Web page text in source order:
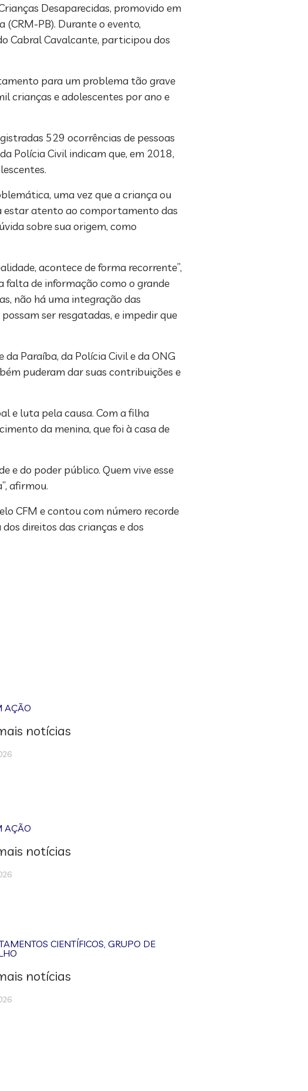
Desaparecidas, promovido em
(CRM-PB). Durante o evento,
Cabral Cavalcante, participou dos
para um problema tão grave
crianças e adolescentes por ano e
529 ocorrências de pessoas
Polícia Civil indicam que, em 2018,
uma vez que a criança ou
estar atento ao comportamento das
sobre sua origem, como
acontece de forma recorrente”,
falta de informação como o grande
não há uma integração das
ser resgatadas, e impedir que
Paraíba, da Polícia Civil e da ONG
puderam dar suas contribuições e
e luta pela causa. Com a filha
da menina, que foi à casa de
e do poder público. Quem vive esse
afirmou.
CFM e contou com número recorde
direitos das crianças e dos
AÇÃO
notícias
AÇÃO
notícias
CIENTÍFICOS,GRUPO DE
notícias